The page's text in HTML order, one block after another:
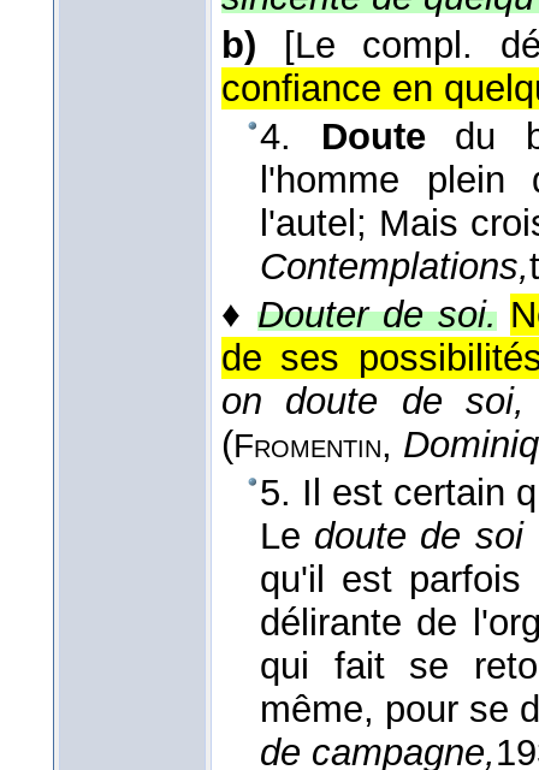
b)
[Le compl.
confiance en
4. Doutedu
l'homme plein
l'autel; Mais
Contemplations,
♦Douter de soi.
de ses
on doute de
(Fromentin,
5. Il est certain
Le doute de soi
qu'il est parfois
délirante de
qui fait se
même, pour se
de campagne,